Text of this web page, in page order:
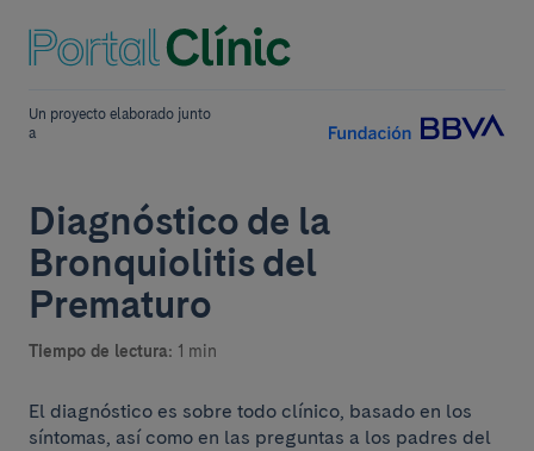
Un proyecto elaborado junto
a
Diagnóstico de la
Bronquiolitis del
Prematuro
Tiempo de lectura: 1 min
El diagnóstico es sobre todo clínico, basado en los
síntomas, así como en las preguntas a los padres del